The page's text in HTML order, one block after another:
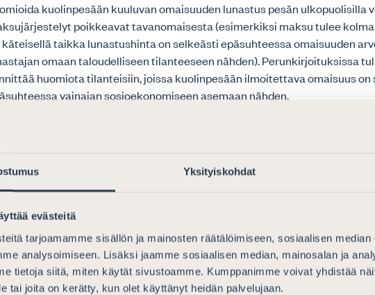
Yksityiskohdat
evästeitä
tarjoamamme sisällön ja mainosten räätälöimiseen, sosiaalisen
analysoimiseen. Lisäksi jaamme sosiaalisen median, mainosalan ja
tietoja siitä, miten käytät sivustoamme. Kumppanimme voivat yhdistää
tai joita on kerätty, kun olet käyttänyt heidän palvelujaan.
kuolinpesään kuuluvan omaisuuden lunastus pesän ulkopuolisilla
poikkeavat tavanomaisesta (esimerkiksi maksu tulee
taikka lunastushinta on selkeästi epäsuhteessa omaisuuden
omaan taloudelliseen tilanteeseen nähden). Perunkirjoituksissa
huomiota tilanteisiin, joissa kuolinpesään ilmoitettava omaisuus on
vainajan sosioekonomiseen asemaan nähden.
arvioinnissa voi käyttää lähteinä Kansallista rahanpesun ja
valvojien, kuten Etelä-Suomen aluehallintoviraston ja
voi etsiä tietoa. Asianajajaliitto on parhaillaan päivittämässä
koskevaa ohjeistustaan.
tuntemisen menettelyt, jotka tulee
toimintaohjeisiin